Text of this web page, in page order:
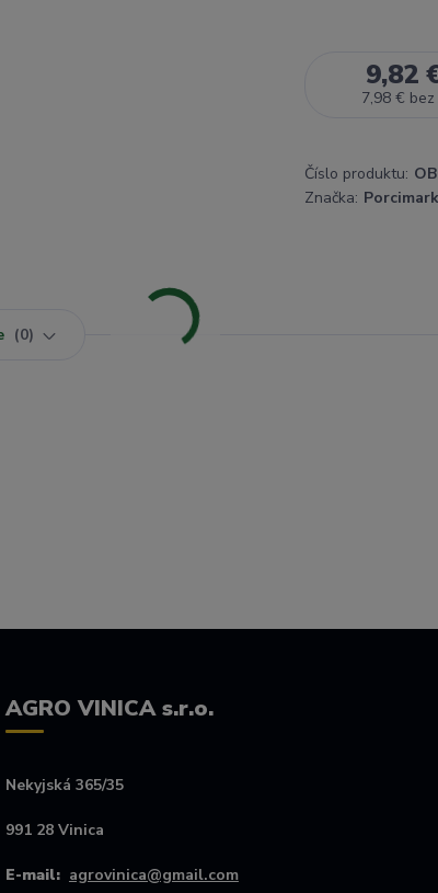
9,82
7,98 € bez
Číslo produktu:
Značka: Porcimark
0
AGRO VINICA s.r.o.
Nekyjská 365/35
991 28 Vinica
E-mail: agrovinica@gmail.com